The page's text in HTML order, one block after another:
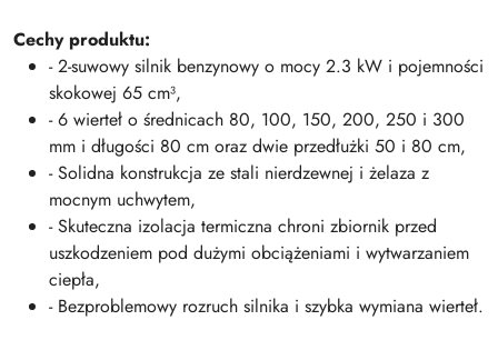
Cechy produktu:
- 2-suwowy silnik benzynowy o mocy 2.3 kW i pojemności
skokowej 65 cm³,
- 6 wierteł o średnicach 80, 100, 150, 200, 250 i 300
mm i długości 80 cm oraz dwie przedłużki 50 i 80 cm,
- Solidna konstrukcja ze stali nierdzewnej i żelaza z
mocnym uchwytem,
- Skuteczna izolacja termiczna chroni zbiornik przed
uszkodzeniem pod dużymi obciążeniami i wytwarzaniem
ciepła,
- Bezproblemowy rozruch silnika i szybka wymiana wierteł.